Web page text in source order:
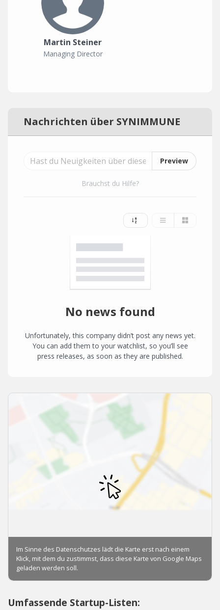
Martin Steiner
Managing Director
Nachrichten über SYNIMMUNE
Preview
Brauchst du Hilfe?
No news found
Unfortunately, this company didn’t post any news yet.
You can add them to your watchlist, so you’ll see
press releases, as soon as they are published.
Umfassende Startup-Listen: